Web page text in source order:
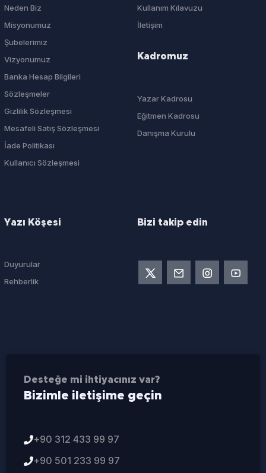
Neden Biz
Misyonumuz
Şubelerimiz
Vizyonumuz
Banka Hesap Bilgileri
Sözleşmeler
Gizlilik Sözleşmesi
Mesafeli Satış Sözleşmesi
İade Politikası
Kullanıcı Sözleşmesi
Kullanım Kılavuzu
İletişim
Kadromuz
Yazar Kadrosu
Eğitmen Kadrosu
Danışma Kurulu
Yazı Köşesi
Duyurular
Rehberlik
Bizi takip edin
Desteğe mi ihtiyacınız var?
Bizimle iletişime geçin
+90 312 433 99 97
+90 501 233 99 97